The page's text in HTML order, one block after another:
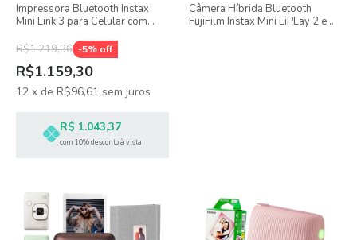
Impressora Bluetooth Instax
Mini Link 3 para Celular com
R$1.219,36 -5% off
R$1.159,30
12 x de R$96,61 sem juros
R$ 1.043,37
com 10% desconto à vista
Câmera Híbrida Bluetooth
FujiFilm Instax Mini LiPLay 2 em